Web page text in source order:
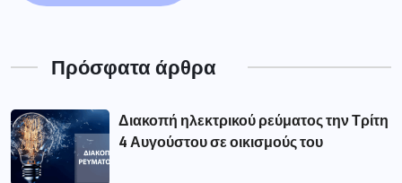
Πρόσφατα άρθρα
Διακοπή ηλεκτρικού ρεύματος την Τρίτη
4 Αυγούστου σε οικισμούς του